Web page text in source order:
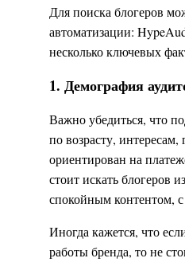
Для поиска блогеров
автоматизации:
несколько ключевых
1. Демография
Важно убедиться, что
по возрасту,
ориентирован на
стоит искать блогеров
спокойным контентом,
Иногда кажется, что
работы бренда, то не